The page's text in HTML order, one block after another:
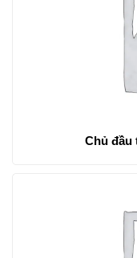
Chủ đầu